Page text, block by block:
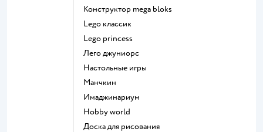
Конструктор mega bloks
Lego классик
Lego princess
Лего джуниорс
Настольные игры
Манчкин
Имаджинариум
Hobby world
Доска для рисования